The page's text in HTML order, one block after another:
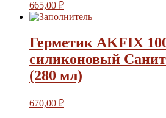
665,00 ₽
Герметик AKFIX
силиконовый
(280 мл)
670,00 ₽